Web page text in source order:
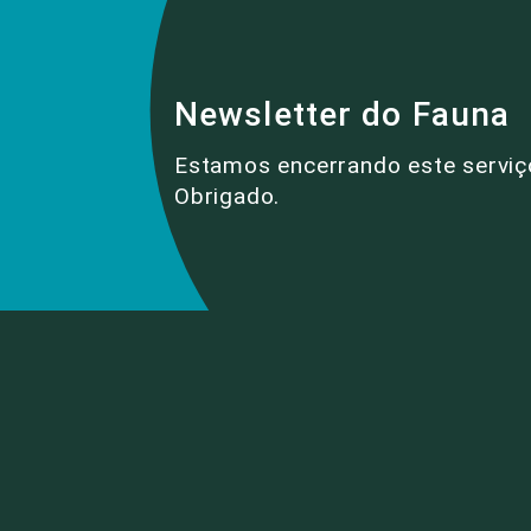
Newsletter do Fauna
Estamos encerrando este
Obrigado.